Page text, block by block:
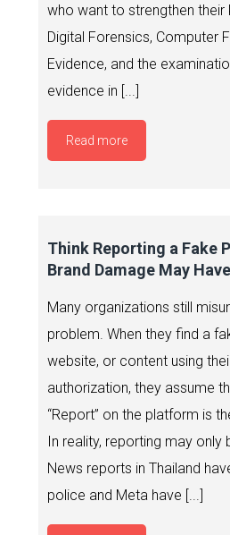
who want to strengthen
Digital Forensics, Computer
Evidence, and the
evidence in [...]
Read more
Think Reporting a Fake
Brand Damage May
Many organizations still
problem. When they find a
website, or content using
authorization, they assume
“Report” on the platform is
In reality, reporting may only
News reports in Thailand
police and Meta have [...]